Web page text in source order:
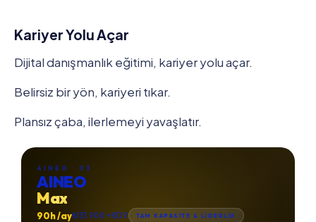
Kariyer Yolu Açar
Dijital danışmanlık eğitimi, kariyer yolu açar.
Belirsiz bir yön, kariyeri tıkar.
Plansız çaba, ilerlemeyi yavaşlatır.
AINEO · 03
AINEO
Max
90h /ay₺131.900 +KDV TAM KAPASİTE & LİDERLİK